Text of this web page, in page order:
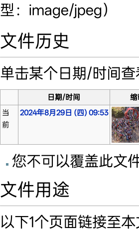
型：image/jpeg）
文件历史
单击某个日期/时间
日期/时间
当
前
2024年8月29日 (四) 09:53
您不可以覆盖此文
文件用途
以下1个页面链接至